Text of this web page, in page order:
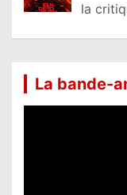
la
La bande-